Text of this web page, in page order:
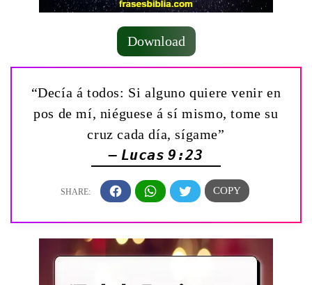
Download
“Decía á todos: Si alguno quiere venir en
pos de mí, niéguese á sí mismo, tome su
cruz cada día, sígame”
— Lucas 9:23